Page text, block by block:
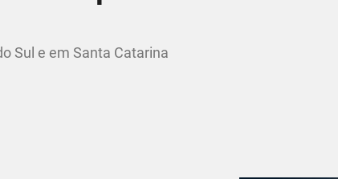
Sul e em Santa Catarina